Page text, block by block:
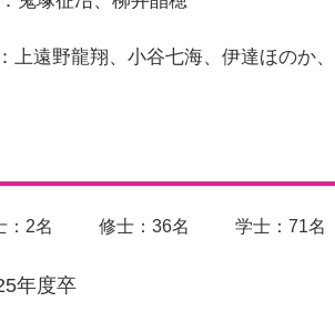
上遠野龍翔、小谷七海、伊達ほのか
：2名 修士：36名 学士：71名
年度卒